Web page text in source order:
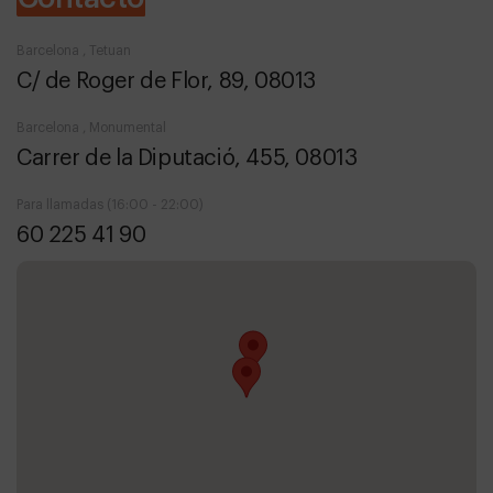
Barcelona , Tetuan
C/ de Roger de Flor, 89, 08013
Barcelona , Monumental
Carrer de la Diputació, 455, 08013
Para llamadas (16:00 - 22:00)
60 225 41 90